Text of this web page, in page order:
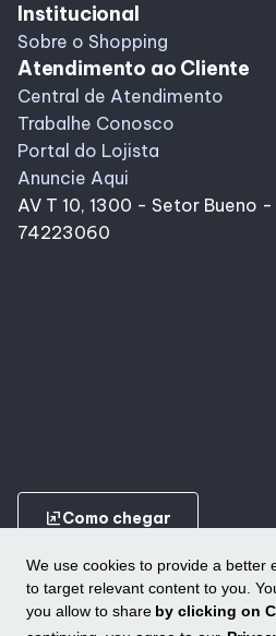
We use cookies to provide a better
to target relevant content to you.
you allow to share by clicking on
Institucional
Sobre o Shopping
Atendimento ao Cliente
Central de Atendimento
Trabalhe Conosco
Portal do Lojista
Anuncie Aqui
AV T 10, 1300 - Setor Bueno
74223060
ungroupComo chegar